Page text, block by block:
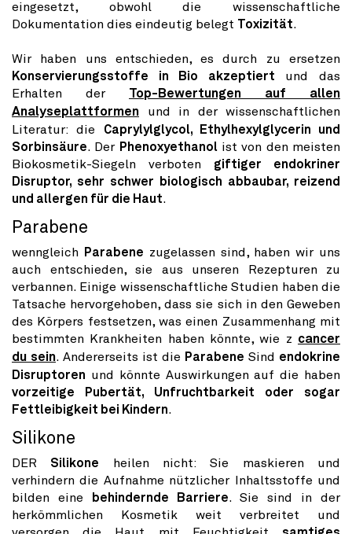
eingesetzt, obwohl die wissenschaftliche
Dokumentation dies eindeutig belegt Toxizität.
Wir haben uns entschieden, es durch zu ersetzen
Konservierungsstoffe in Bio akzeptiert und das
Erhalten der Top-Bewertungen auf allen
Analyseplattformen und in der wissenschaftlichen
Literatur: die Caprylylglycol, Ethylhexylglycerin und
Sorbinsäure. Der Phenoxyethanolist von den meisten
Biokosmetik-Siegeln verboten giftiger endokriner
Disruptor, sehr schwer biologisch abbaubar, reizend
und allergen für die Haut.
Parabene
wenngleich Parabene zugelassen sind, haben wir uns
auch entschieden, sie aus unseren Rezepturen zu
verbannen. Einige wissenschaftliche Studien haben die
Tatsache hervorgehoben, dass sie sich in den Geweben
des Körpers festsetzen, was einen Zusammenhang mit
bestimmten Krankheiten haben könnte, wie z cancer
du sein. Andererseits ist die Parabene Sind endokrine
Disruptoren und könnte Auswirkungen auf die haben
vorzeitige Pubertät, Unfruchtbarkeit oder sogar
Fettleibigkeit bei Kindern.
Silikone
DER Silikone heilen nicht: Sie maskieren und
verhindern die Aufnahme nützlicher Inhaltsstoffe und
bilden eine
behindernde Barriere. Sie sind in der
herkömmlichen Kosmetik weit verbreitet und